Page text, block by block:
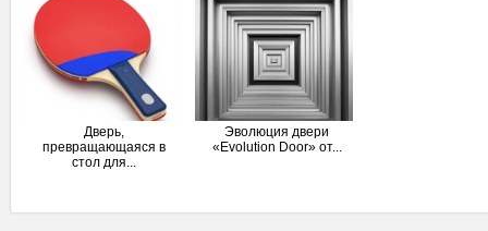
Дверь,
превращающаяся в
стол для...
Эволюция двери
«Evolution Door» от...